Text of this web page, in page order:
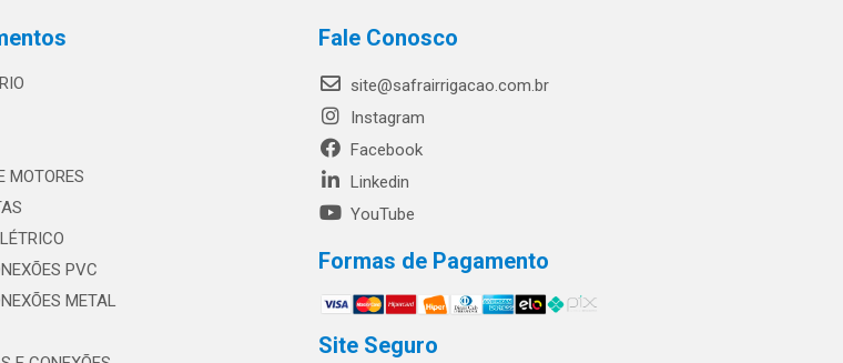
MOTORES
PVC
METAL
Fale Conosco
site@safrairrigacao.com.br
Instagram
Facebook
Linkedin
YouTube
Formas de Pagamento
Site Seguro